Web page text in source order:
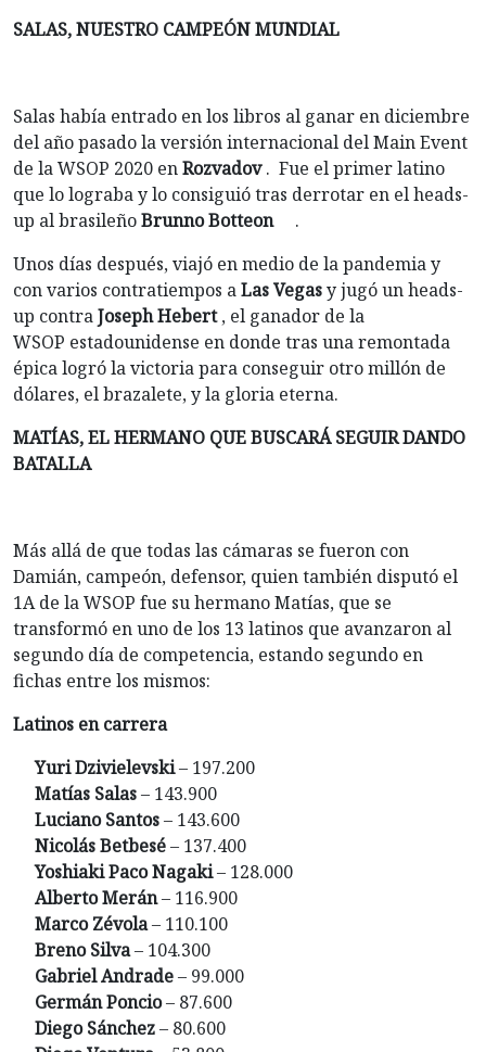
SALAS, NUESTRO CAMPEÓN MUNDIAL
Salas había entrado en los libros al ganar en diciembre
del año pasado la versión internacional del Main Event
de la WSOP 2020 enRozvadov. Fue el primer latino
que lo lograba y lo consiguió tras derrotar en el heads-
up al brasileñoBrunno Botteon
.
Unos días después, viajó en medio de la pandemia y
con varios contratiempos aLas Vegasy jugó un heads-
up contraJoseph Hebert, el ganador de la
WSOP estadounidense en donde tras una remontada
épica logró la victoria para conseguir otro millón de
dólares, el brazalete, y la gloria eterna.
MATÍAS, EL HERMANO QUE BUSCARÁ SEGUIR DANDO
BATALLA
Más allá de que todas las cámaras se fueron con
Damián, campeón, defensor, quien también disputó el
1A de la WSOP fue su hermano Matías, que se
transformó en uno de los 13 latinos que avanzaron al
segundo día de competencia, estando segundo en
fichas entre los mismos:
Latinos en carrera
Yuri Dzivielevski– 197.200
Matías Salas– 143.900
Luciano Santos– 143.600
Nicolás Betbesé– 137.400
Yoshiaki Paco Nagaki– 128.000
Alberto Merán– 116.900
Marco Zévola– 110.100
Breno Silva– 104.300
Gabriel Andrade– 99.000
Germán Poncio– 87.600
Diego Sánchez– 80.600